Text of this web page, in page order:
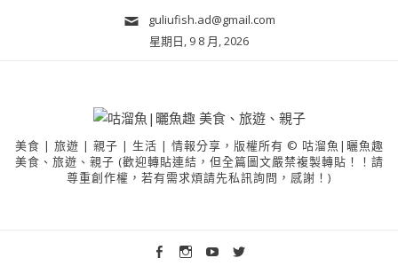
guliufish.ad@gmail.com
星期日, 9 8 月, 2026
美食 | 旅遊 | 親子 | 生活 | 情報分享，版權所有 © 咕溜魚|曬魚趣
美食、旅遊、親子 (歡迎轉貼連結，但全篇圖文嚴禁複製轉貼！！請
尊重創作權，若有需求煩請先私訊詢問，感謝！)